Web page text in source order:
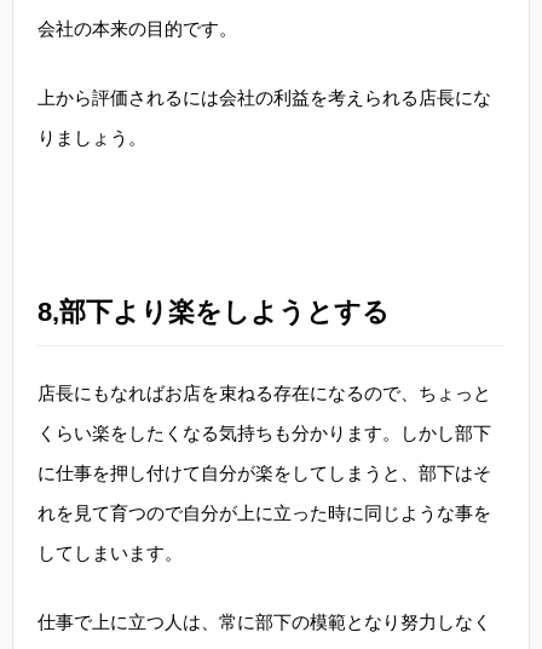
会社の本来の目的です。
上から評価されるには会社の利益を考えられる店長にな
りましょう。
8,部下より楽をしようとする
店長にもなればお店を束ねる存在になるので、ちょっと
くらい楽をしたくなる気持ちも分かります。しかし部下
に仕事を押し付けて自分が楽をしてしまうと、部下はそ
れを見て育つので自分が上に立った時に同じような事を
してしまいます。
仕事で上に立つ人は、常に部下の模範となり努力しなく